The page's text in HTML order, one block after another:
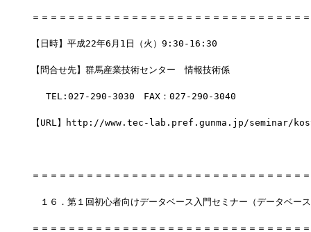
＝＝＝＝＝＝＝＝＝＝＝＝＝＝＝＝＝＝＝＝＝＝＝＝＝＝＝＝＝＝
【日時】平成22年6月1日（火）9:30-16:30
【問合せ先】群馬産業技術センター　情報技術係
TEL:027-290-3030　FAX：027-290-3040
【URL】http://www.tec-lab.pref.gunma.jp/seminar/
＝＝＝＝＝＝＝＝＝＝＝＝＝＝＝＝＝＝＝＝＝＝＝＝＝＝＝＝＝＝
１６．第１回初心者向けデータベース入門セミナー（データベー
＝＝＝＝＝＝＝＝＝＝＝＝＝＝＝＝＝＝＝＝＝＝＝＝＝＝＝＝＝＝